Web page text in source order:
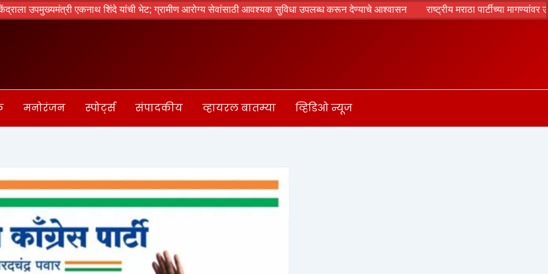
यांची भेट; ग्रामीण आरोग्य सेवांसाठी आवश्यक सुविधा उपलब्ध करून देण्याचे आश्वासन राष्ट्रीय मराठा पार्टीच्या मागण्यांवर उपमुख्यमंत्री सुनेत्रा पवार
मनोरंजन स्पोर्ट्स संपादकीय व्हायरल बातम्या व्हिडिओ न्यूज